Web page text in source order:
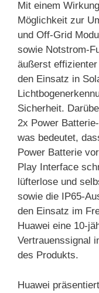
Mit einem
Möglichkeit zur
und Off-Grid
sowie Notstrom-
äußerst
den Einsatz in
Sicherheit.
2x Power
was bedeutet,
Power Batterie
Play Interface
lüfterlose und
sowie die IP65-
den Einsatz im
Huawei eine 10-
Vertrauenssignal
des Produkts.
Huawei